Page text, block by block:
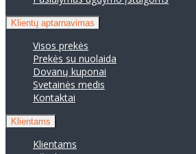
Klientų aptarnavimas
Visos prekės
Prekės su nuolaida
Dovanų kuponai
Svetainės medis
Kontaktai
Klientams
Klientams